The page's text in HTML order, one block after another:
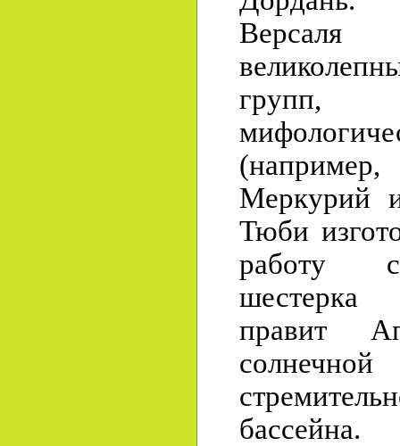
Версаля
групп,
Меркурий
Тюби
работу
шестерка
правит
бассейна.